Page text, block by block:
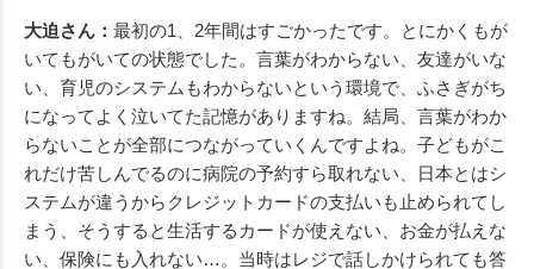
大迫さん： 最初の1、2年間はすごかったです。とにかくもが
いてもがいての状態でした。言葉がわからない、友達がいな
い、育児のシステムもわからないという環境で、ふさぎがち
になってよく泣いてた記憶がありますね。結局、言葉がわか
らないことが全部につながっていくんですよね。子どもがこ
れだけ苦しんでるのに病院の予約すら取れない、日本とはシ
ステムが違うからクレジットカードの支払いも止められてし
まう、そうすると生活するカードが使えない、お金が払えな
い、保険にも入れない…。当時はレジで話しかけられても答